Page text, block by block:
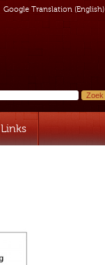
Google Translation (English)
Links